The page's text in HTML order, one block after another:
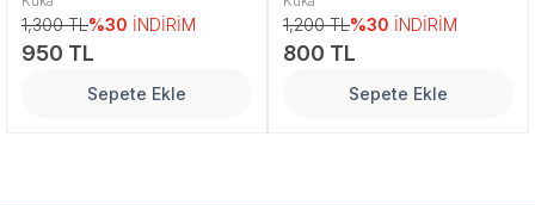
1,300 TL%30 İNDİRİM
950 TL
Sepete Ekle
1,200 TL%30 İNDİRİM
800 TL
Sepete Ekle